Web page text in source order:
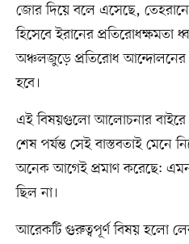
জোর দিয়ে বলে এসেছে,
হিসেবে ইরানের প্রতিরোধক্ষমতা
অঞ্চলজুড়ে প্রতিরোধ আন্দোলনের
হবে।
এই বিষয়গুলো আলোচনার বাইরে
শেষ পর্যন্ত সেই বাস্তবতাই মেনে
অনেক আগেই প্রমাণ করেছে: এমন
ছিল না।
আরেকটি গুরুত্বপূর্ণ বিষয় হলো